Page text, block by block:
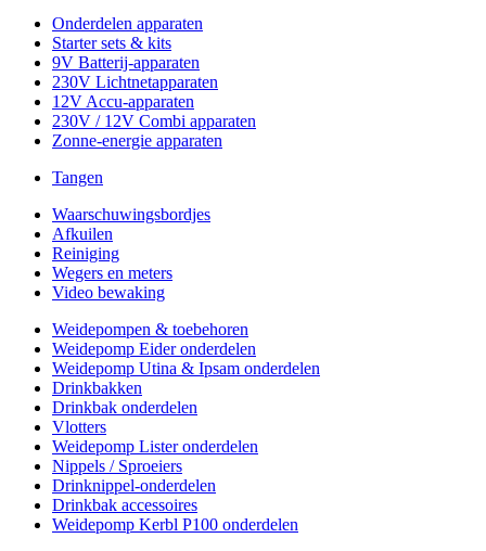
Onderdelen apparaten
Starter sets & kits
9V Batterij-apparaten
230V Lichtnetapparaten
12V Accu-apparaten
230V / 12V Combi apparaten
Zonne-energie apparaten
Tangen
Waarschuwingsbordjes
Afkuilen
Reiniging
Wegers en meters
Video bewaking
Weidepompen & toebehoren
Weidepomp Eider onderdelen
Weidepomp Utina & Ipsam onderdelen
Drinkbakken
Drinkbak onderdelen
Vlotters
Weidepomp Lister onderdelen
Nippels / Sproeiers
Drinknippel-onderdelen
Drinkbak accessoires
Weidepomp Kerbl P100 onderdelen